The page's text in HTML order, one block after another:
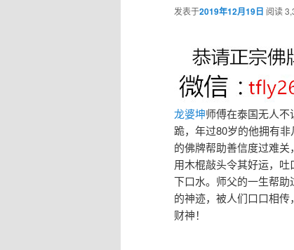
发表于2019年12月19日 阅读
龙婆坤师傅在泰国无人
跪，年过80岁的他拥有
的佛牌帮助善信度过难关
用木棍敲头令其好运，
下口水。师父的一生帮
的神迹，被人们口口相
财神！